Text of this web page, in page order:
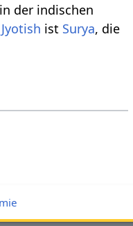
der indischen
Jyotish ist Surya, die